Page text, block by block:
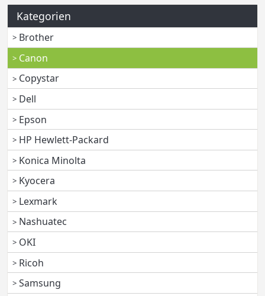
Kategorien
Brother
Canon
Copystar
Dell
Epson
HP Hewlett-Packard
Konica Minolta
Kyocera
Lexmark
Nashuatec
OKI
Ricoh
Samsung